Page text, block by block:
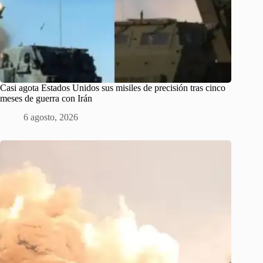
Casi agota Estados Unidos sus misiles de precisión tras cinco
meses de guerra con Irán
6 agosto, 2026